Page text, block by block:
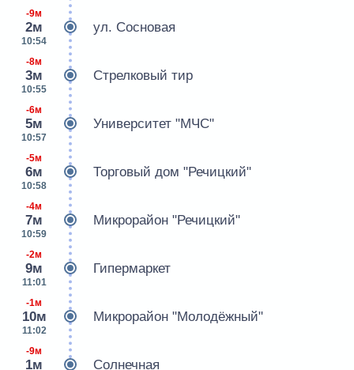
-9м
2м
10:54
ул. Сосновая
-8м
3м
10:55
Стрелковый тир
-6м
5м
10:57
Университет "МЧС"
-5м
6м
10:58
Торговый дом "Речицкий"
-4м
7м
10:59
Микрорайон "Речицкий"
-2м
9м
11:01
Гипермаркет
-1м
10м
11:02
Микрорайон "Молодёжный"
-9м
1м Солнечная